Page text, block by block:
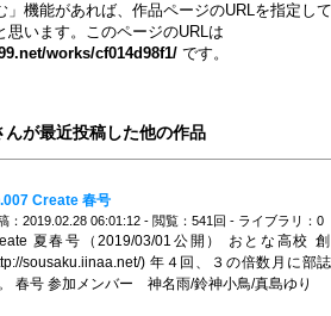
」機能があれば、作品ページのURLを指定し
思います。このページのURLは
works/cf014d98f1/ です。
が最近投稿した他の作品
Create 春号
：2019.02.28 06:01:12 - 閲覧：541回 - ライブラリ：0
夏春号（2019/03/01公開） おとな高校
sousaku.iinaa.net/) 年４回、３の倍数月に部
春号 参加メンバー 神名雨/鈴神小鳥/真島ゆり